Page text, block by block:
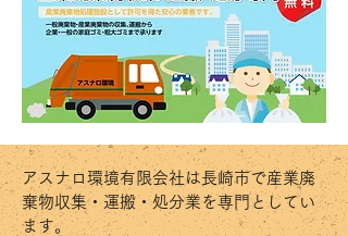
アスナロ環境有限会社は長崎市で産業廃
棄物収集・運搬・処分業を専門としてい
ます。